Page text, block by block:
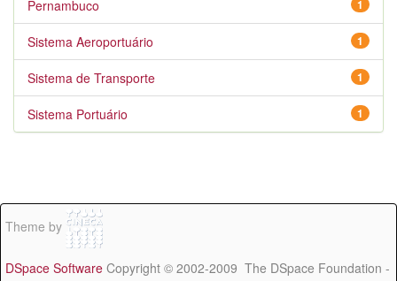
1
Pernambuco
1
Sistema Aeroportuário
1
Sistema de Transporte
1
Sistema Portuário
Theme by
DSpace Software Copyright © 2002-2009 The DSpace Foundation -